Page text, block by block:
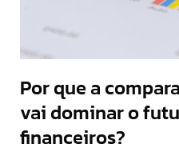
Por que a
vai dominar o
financeiros?